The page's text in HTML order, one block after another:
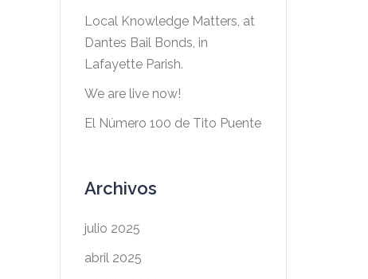
Local Knowledge Matters, at
Dantes Bail Bonds, in
Lafayette Parish.
We are live now!
El Número 100 de Tito Puente
Archivos
julio 2025
abril 2025